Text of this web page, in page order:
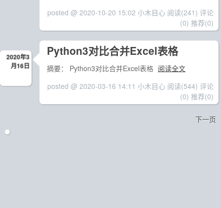
posted @ 2020-10-20 15:02 小木目心 阅读(241) 评论
(0) 推荐(0)
2020年3
月16日
Python3对比合并Excel表格
摘要： Python3对比合并Excel表格 阅读全文
posted @ 2020-03-16 14:11 小木目心 阅读(544) 评论
(0) 推荐(0)
下一页